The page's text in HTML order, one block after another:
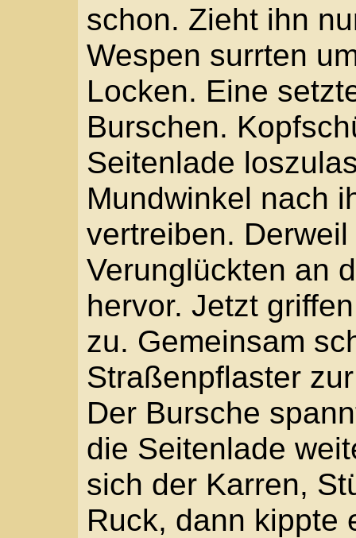
flüsterte der
schlecht aus für den
»Aber ich hab doch
sagte der Bursche,
»Du hast alles
des Retters. »Wer bist
»Arnold. Arnold
»Bist ein guter
Ohne große Eile
Stadtsoldaten. Kurz
der ältere von beiden
zerquetschte
Fletscher. Hab doch
gesprochen.« Er
der sah hoch und
Posten wandte sich
ist passiert?«